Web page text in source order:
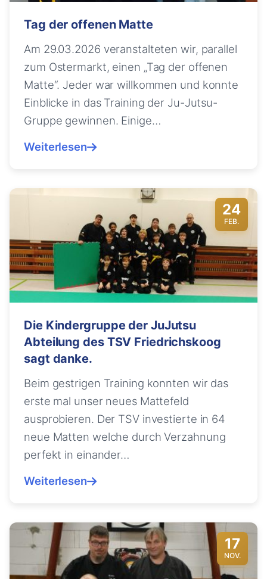
Tag der offenen Matte
Am 29.03.2026 veranstalteten wir, parallel
zum Ostermarkt, einen „Tag der offenen
Matte“. Jeder war willkommen und konnte
Einblicke in das Training der Ju-Jutsu-
Gruppe gewinnen. Einige…
Weiterlesen
24
FEB.
Die Kindergruppe der JuJutsu
Abteilung des TSV Friedrichskoog
sagt danke.
Beim gestrigen Training konnten wir das
erste mal unser neues Mattefeld
ausprobieren. Der TSV investierte in 64
neue Matten welche durch Verzahnung
perfekt in einander…
Weiterlesen
17
NOV.